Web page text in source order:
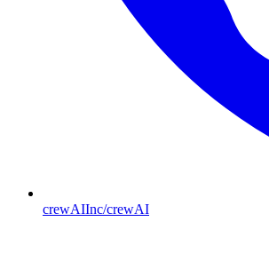
crewAIInc/crewAI